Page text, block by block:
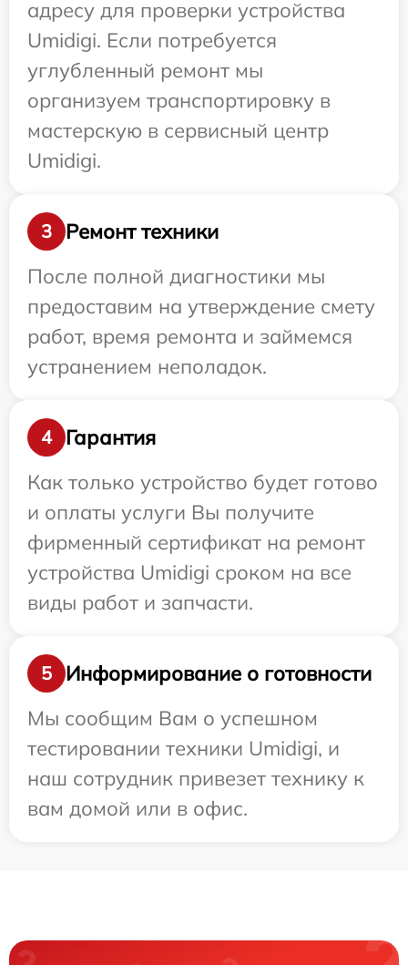
адресу для проверки устройства
Umidigi. Если потребуется
углубленный ремонт мы
организуем транспортировку в
мастерскую в сервисный центр
Umidigi.
3
Ремонт техники
После полной диагностики мы
предоставим на утверждение смету
работ, время ремонта и займемся
устранением неполадок.
4
Гарантия
Как только устройство будет готово
и оплаты услуги Вы получите
фирменный сертификат на ремонт
устройства Umidigi сроком на все
виды работ и запчасти.
5
Информирование о готовности
Мы сообщим Вам о успешном
тестировании техники Umidigi, и
наш сотрудник привезет технику к
вам домой или в офис.